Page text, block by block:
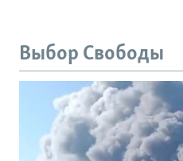
Выбор Свободы